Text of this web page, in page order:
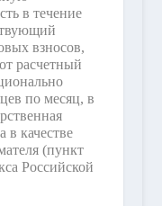
в течение
взносов,
расчетный
по месяц, в
в качестве
(пункт
Российской